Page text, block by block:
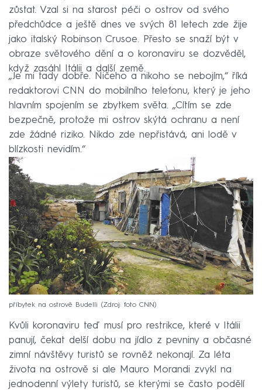
zůstat. Vzal si na starost péči o ostrov od svého
předchůdce a ještě dnes ve svých 81 letech zde žije
jako italský Robinson Crusoe. Přesto se snaží být v
obraze světového dění a o koronaviru se dozvěděl,
když zasáhl Itálii a další země.
„Je mi tady dobře. Ničeho a nikoho se nebojím,“ říká
redaktorovi CNN do mobilního telefonu, který je jeho
hlavním spojením se zbytkem světa. „Cítím se zde
bezpečně, protože mi ostrov skýtá ochranu a není
zde žádné riziko. Nikdo zde nepřistává, ani lodě v
blízkosti nevidím.“
příbytek na ostrově Budelli Zdroj: foto CNN
Kvůli koronaviru teď musí pro restrikce, které v Itálii
panují, čekat delší dobu na jídlo z pevniny a občasné
zimní návštěvy turistů se rovněž nekonají. Za léta
života na ostrově si ale Mauro Morandi zvykl na
jednodenní výlety turistů, se kterými se často podělí